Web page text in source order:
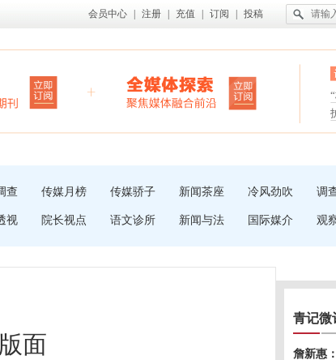
会员中心 注册 充值 订阅 投稿
查 传媒月榜 传媒骄子 新闻茶座 冷风劲吹 调
视 院长视点 语文诊所 新闻与法 国际媒介 观
面
青记微
詹新惠